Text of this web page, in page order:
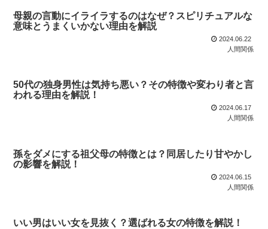
母親の言動にイライラするのはなぜ？スピリチュアルな
意味とうまくいかない理由を解説
2024.06.22
人間関係
50代の独身男性は気持ち悪い？その特徴や変わり者と言
われる理由を解説！
2024.06.17
人間関係
孫をダメにする祖父母の特徴とは？同居したり甘やかし
の影響を解説！
2024.06.15
人間関係
いい男はいい女を見抜く？選ばれる女の特徴を解説！